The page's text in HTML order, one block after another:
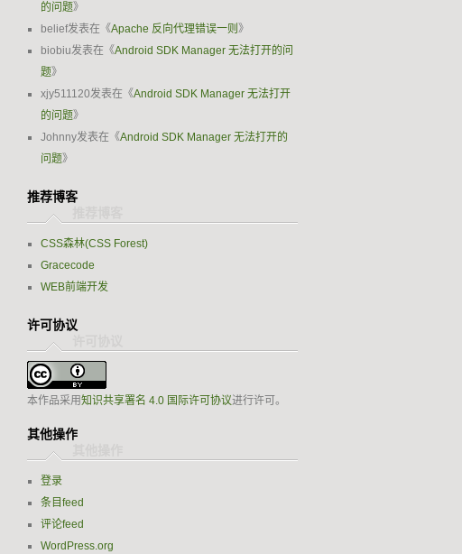
的问题》
belief发表在《Apache 反向代理错误一则 》
biobiu发表在《Android SDK Manager 无法打开的问
题》
xjy511120发表在《Android SDK Manager 无法打开
的问题》
Johnny发表在《Android SDK Manager 无法打开的
问题》
推荐博客
CSS森林(CSS Forest)
Gracecode
WEB前端开发
许可协议
本作品采用知识共享署名 4.0 国际许可协议进行许可。
其他操作
登录
条目feed
评论feed
WordPress.org